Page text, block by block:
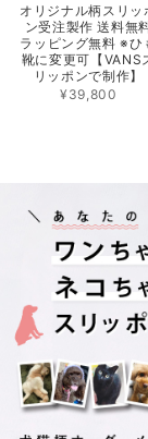
オリジナル柄スリッ
ン受注製作 送料無
ラッピング無料 ※ひ
靴に変更可【VANS
リッポンで制作】
¥39,800